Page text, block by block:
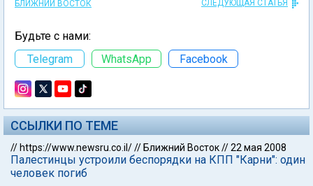
БЛИЖНИЙ ВОСТОК СЛЕДУЮЩАЯ СТАТЬЯ
Будьте с нами:
Telegram
WhatsApp Facebook
ССЫЛКИ ПО ТЕМЕ
// https://www.newsru.co.il/// Ближний Восток//22 мая 2008
Палестинцы устроили беспорядки на КПП "Карни": один
человек погиб